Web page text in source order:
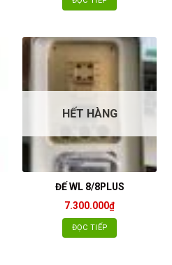
HẾT HÀNG
ĐẾ WL 8/8PLUS
7.300.000₫
ĐỌC TIẾP